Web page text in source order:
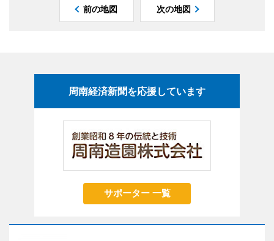
前の地図 次の地図
周南経済新聞を応援しています
サポーター 一覧